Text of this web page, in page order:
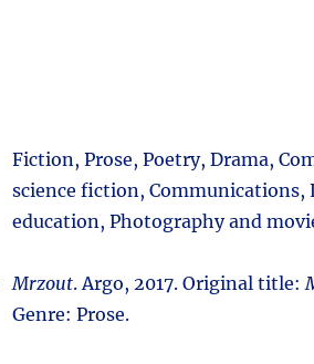
Fiction, Prose, Poetry, Drama,
science fiction, Communications,
education, Photography and
Mrzout. Argo, 2017. Original title:
Genre: Prose.